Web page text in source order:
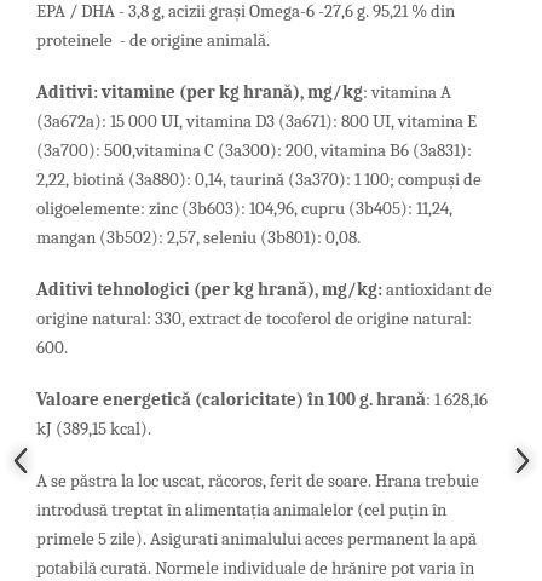
EPA / DHA - 3,8 g, acizii grași Omega-6 -27,6 g. 95,21 % din
proteinele - de origine animală.
Aditivi:vitamine (perkg hrană),mg/kg: vitamina A
(3a672a): 15 000 UI,vitamina D3 (3a671): 800 UI, vitamina E
(3a700): 500,vitamina C (3a300): 200, vitamina B6 (3a831):
2,22, biotină (3a880): 0,14, taurină (3a370): 1 100; compuşi de
oligoelemente: zinc (3b603): 104,96, cupru (3b405): 11,24,
mangan (3b502): 2,57,seleniu (3b801): 0,08.
Aditivi tehnologici (perkg hrană), mg/kg:antioxidant de
origine natural: 330, extract de tocoferol de origine natural:
600.
Valoare energetică (caloricitate) în 100 g. hrană: 1 628,16
kJ (389,15 kcal).
A se păstra la loc uscat, răcoros, ferit de soare. Hrana trebuie
introdusă treptat în alimentația animalelor (cel puțin în
primele 5 zile). Asigurati animalului acces permanent la apă
potabilă curată. Normele individuale de hrănire pot varia în